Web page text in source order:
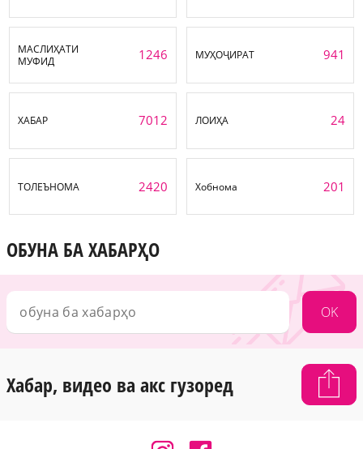
МАСЛИҲАТИ
МУФИД
1246 МУҲОҶИРАТ 941
ХАБАР 7012 ЛОИҲА 24
ТОЛЕЪНОМА 2420 Хобнома 201
ОБУНА БА ХАБАРҲО
OK
Хабар, видео ва акс гузоред